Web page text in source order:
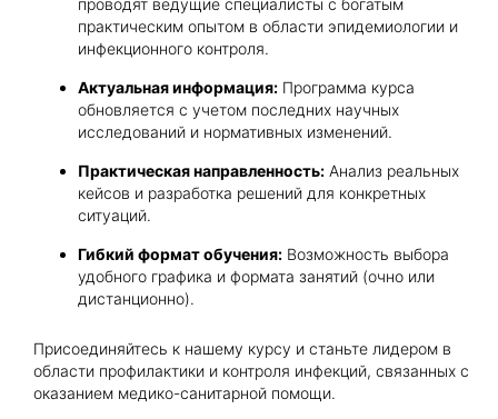
проводят ведущие специалисты с богатым
практическим опытом в области эпидемиологии и
инфекционного контроля.
Актуальная информация: Программа курса
обновляется с учетом последних научных
исследований и нормативных изменений.
Практическая направленность: Анализ реальных
кейсов и разработка решений для конкретных
ситуаций.
Гибкий формат обучения: Возможность выбора
удобного графика и формата занятий (очно или
дистанционно).
Присоединяйтесь к нашему курсу и станьте лидером в
области профилактики и контроля инфекций, связанных с
оказанием медико-санитарной помощи.